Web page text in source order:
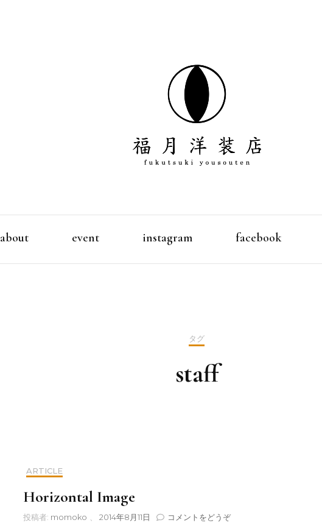
福月洋装店
about event instagram facebook
タグ
staff
ARTICLE
Horizontal Image
投稿者: momoko 2014年8月11日 コメントをどうぞ(Horizontal